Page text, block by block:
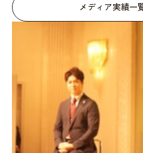
メディア実績一